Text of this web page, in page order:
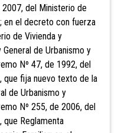
del Ministerio de
en el decreto con fuerza
de Vivienda y
de Urbanismo y
Nº 47, de 1992, del
que fija nuevo texto de la
de Urbanismo y
Nº 255, de 2006, del
que Reglamenta